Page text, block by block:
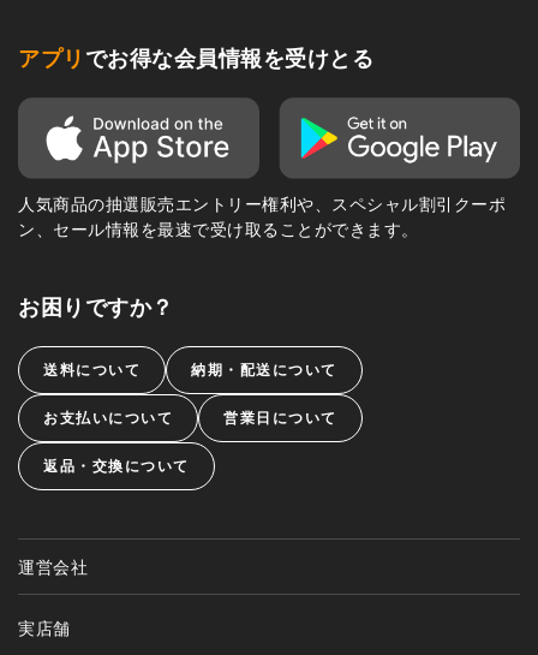
アプリ でお得な会員情報を受けとる
人気商品の抽選販売エントリー権利や、スペシャル割引クーポ
ン、セール情報を最速で受け取ることができます。
お困りですか？
送料について 納期・配送について
お支払いについて 営業日について
返品・交換について
運営会社
実店舗